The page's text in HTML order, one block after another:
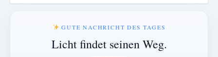
GUTE NACHRICHT DES TAGES
Licht findet seinen Weg.